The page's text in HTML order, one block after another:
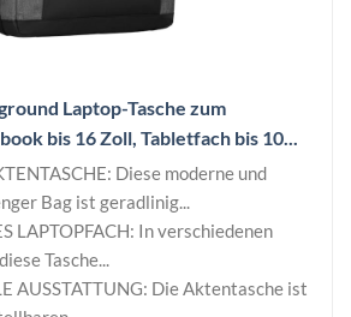
Laptop-Tasche zum
bis 16 Zoll, Tabletfach bis 10...
Diese moderne und
Bag ist geradlinig...
LAPTOPFACH: In verschiedenen
Tasche...
AUSSTATTUNG: Die Aktentasche ist